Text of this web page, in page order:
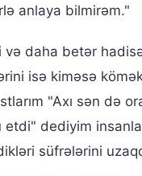
anlaya bilmirəm."
daha betər
isə kiməsə
"Axı sən də
etdi" dediyim
süfrələrini